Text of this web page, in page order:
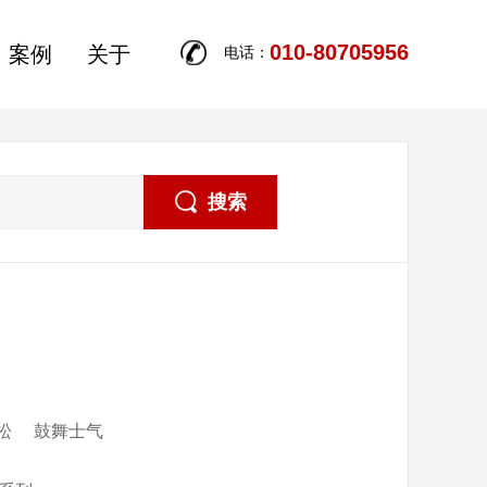
电话： 010-80705956
案例 关于
搜索
鼓舞士气